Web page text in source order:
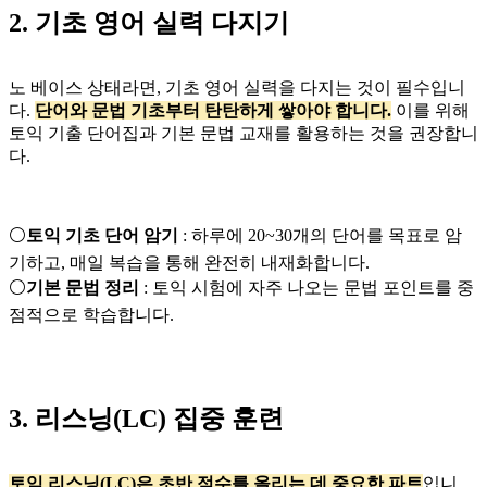
2. 기초 영어 실력 다지기
노 베이스 상태라면, 기초 영어 실력을 다지는 것이 필수입니
다. 단어와 문법 기초부터 탄탄하게 쌓아야 합니다. 이를 위해
토익 기출 단어집과 기본 문법 교재를 활용하는 것을 권장합니
다.
⚪토익 기초 단어 암기 : 하루에 20~30개의 단어를 목표로 암
기하고, 매일 복습을 통해 완전히 내재화합니다.
⚪기본 문법 정리 : 토익 시험에 자주 나오는 문법 포인트를 중
점적으로 학습합니다.
3. 리스닝(LC) 집중 훈련
토익 리스닝(LC)은 초반 점수를 올리는 데 중요한 파트입니